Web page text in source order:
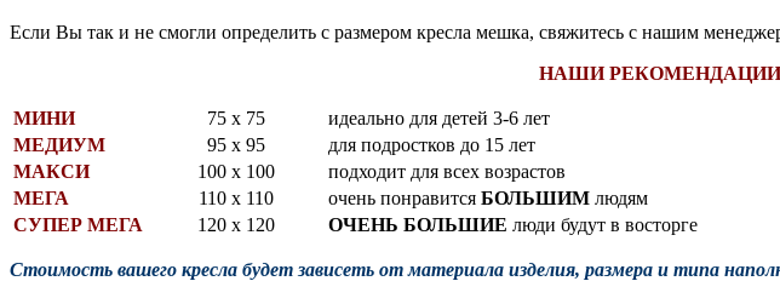
Если Вы так и не смогли определить с размером кресла мешка, свяжитесь с нашим
НАШИ РЕКОМЕНДАЦИИ
МИНИ 75 х 75
идеально для детей 3-6 лет
МЕДИУМ
95 х 95
для подростков до 15 лет
МАКСИ
100 х 100
подходит для всех возрастов
МЕГА
110 х 110 очень понравится БОЛЬШИМ людям
СУПЕР МЕГА
120 х 120 ОЧЕНЬ БОЛЬШИЕ люди будут в восторге
Стоимость вашего кресла будет зависеть отматериала изделия, размера и типа